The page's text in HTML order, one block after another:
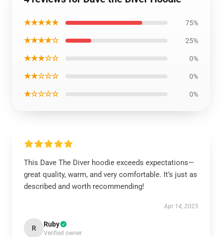
★★★★★ 75%
★★★★☆ 25%
★★★☆☆ 0%
★★☆☆☆ 0%
★☆☆☆☆ 0%
This Dave The Diver hoodie exceeds expectations—
great quality, warm, and very comfortable. It’s just as
described and worth recommending!
Apr 14, 2025
R Ruby
Verified owner